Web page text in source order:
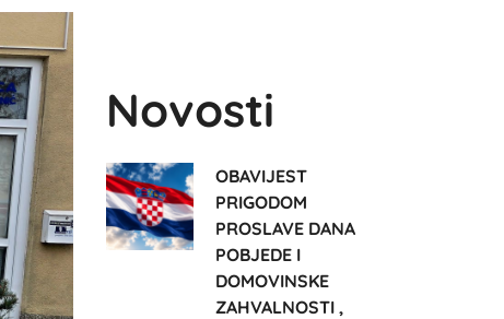
Novosti
OBAVIJEST
PRIGODOM
PROSLAVE DANA
POBJEDE I
DOMOVINSKE
ZAHVALNOSTI ,